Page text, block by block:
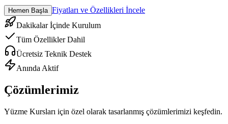
Hemen Başla Fiyatları ve Özellikleri İncele
Dakikalar İçinde Kurulum
Tüm Özellikler Dahil
Ücretsiz Teknik Destek
Anında Aktif
Çözümlerimiz
Yüzme Kursları için özel olarak tasarlanmış çözümlerimizi keşfedin.